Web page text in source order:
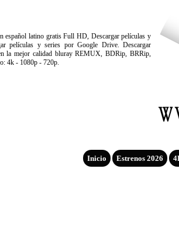
español latino gratis Full HD, Descargar películas y
películas y series por Google Drive. Descargar
la mejor calidad bluray REMUX, BDRip, BRRip,
4k - 1080p - 720p.
Inicio Estrenos 2026